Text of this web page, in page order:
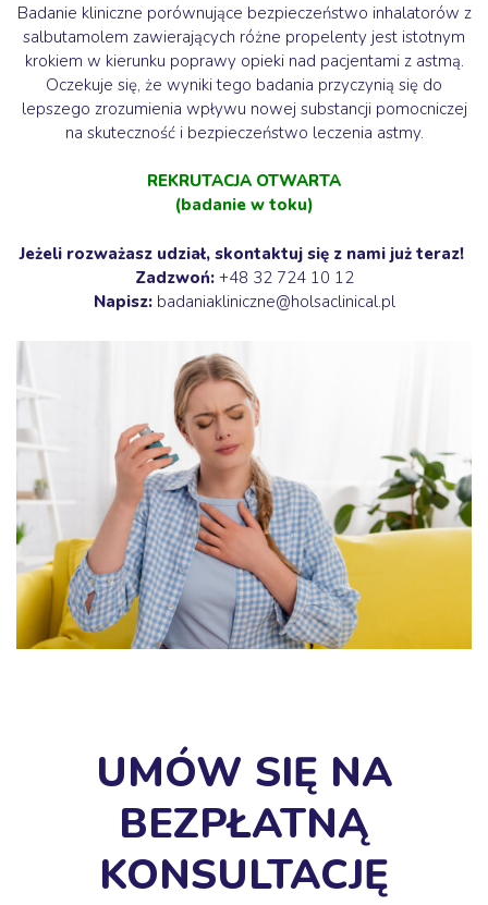
Badanie kliniczne porównujące bezpieczeństwo inhalatorów z
salbutamolem zawierających różne propelenty jest istotnym
krokiem w kierunku poprawy opieki nad pacjentami z astmą.
Oczekuje się, że wyniki tego badania przyczynią się do
lepszego zrozumienia wpływu nowej substancji pomocniczej
na skuteczność i bezpieczeństwo leczenia astmy.
REKRUTACJA OTWARTA
(badanie w toku)
Jeżeli rozważasz udział, skontaktuj się z nami już teraz!
Zadzwoń: +48 32 724 10 12
Napisz: badaniakliniczne@holsaclinical.pl
UMÓW SIĘ NA
BEZPŁATNĄ
KONSULTACJĘ